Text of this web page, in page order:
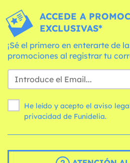
ACCEDE A
EXCLUSIVAS*
¡Sé el primero en enterarte de
promociones al registrar tu
He leído y acepto el aviso
privacidad de Funidelia.